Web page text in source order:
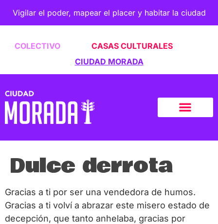
Vigilar el poder, mapear el placer y habitar la ciudad
COLECTIVO
CASAS CULTURALES
CIUDAD MORADA
Dulce derrota
Gracias a ti por ser una vendedora de humos.
Gracias a ti volví a abrazar este misero estado de
decepción, que tanto anhelaba, gracias por